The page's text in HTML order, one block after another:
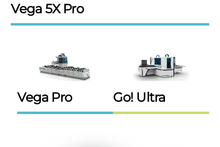
Vega 5X Pro
Vega Pro Go! Ultra